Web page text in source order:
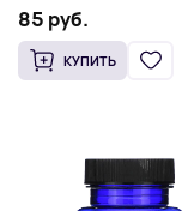
85 руб.
КУПИТЬ